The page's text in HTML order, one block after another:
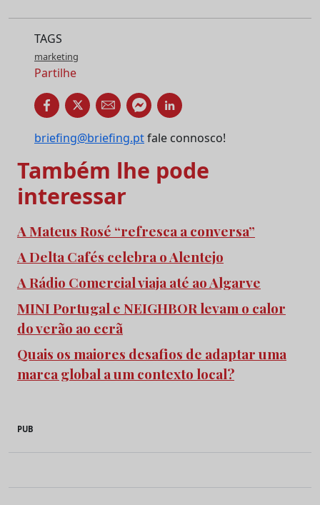
TAGS
marketing
Partilhe
briefing@briefing.ptfale connosco!
Também lhe pode
interessar
A Mateus Rosé “refresca a conversa”
A Delta Cafés celebra o Alentejo
A Rádio Comercial viaja até ao Algarve
MINI Portugal e NEIGHBOR levam o calor
do verão ao ecrã
Quais os maiores desafios de adaptar uma
marca global a um contexto local?
PUB